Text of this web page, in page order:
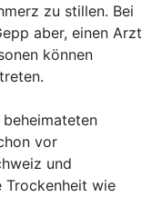
zu stillen. Bei
aber, einen Arzt
können
vor
und
Trockenheit wie